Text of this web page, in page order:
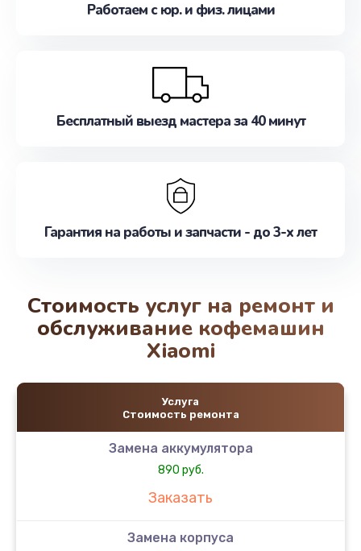
Работаем с юр. и физ. лицами
Бесплатный выезд мастера за 40 минут
Гарантия на работы и запчасти - до 3-х лет
Стоимость услуг на ремонт и
обслуживание кофемашин
Xiaomi
Услуга
Стоимость ремонта
Замена аккумулятора
890 руб.
Заказать
Замена корпуса